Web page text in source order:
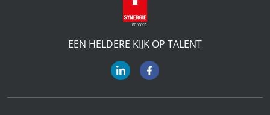
EEN HELDERE KIJK OP TALENT